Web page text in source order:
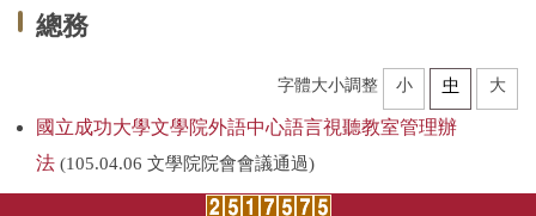
中心介紹
教學設施
總務
字體大小調整 小 中 大
國立成功大學文學院外語中心語言視聽教室管理辦
法 (105.04.06 文學院院會會議通過)